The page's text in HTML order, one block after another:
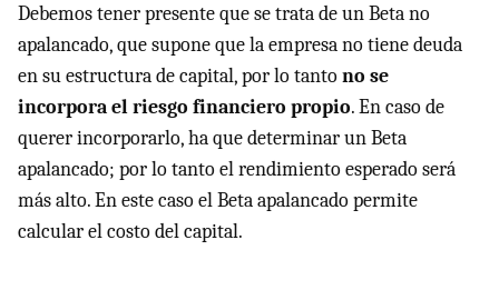
Debemos tener presente que se trata de un Beta no
apalancado, que supone que la empresa no tiene deuda
en su estructura de capital, por lo tantono se
incorpora el riesgo financiero propio. En caso de
querer incorporarlo, ha que determinar un Beta
apalancado; por lo tanto el rendimiento esperado será
más alto. En este caso el Beta apalancado permite
calcular el costo del capital.